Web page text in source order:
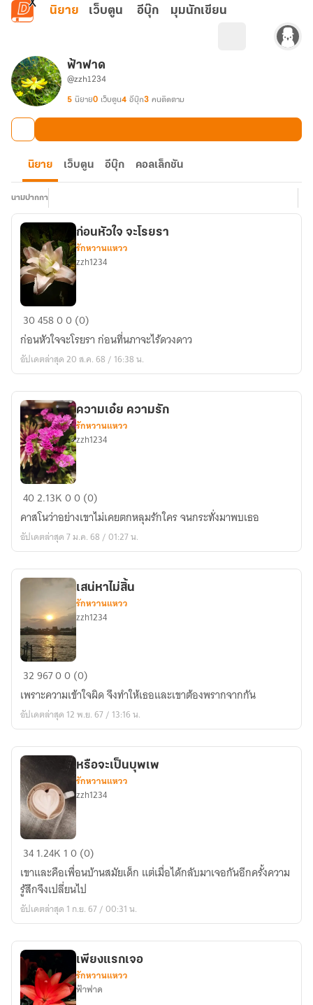
ข้ามไปยังเนื้อหาหลัก
นิยาย เว็บตูน อีบุ๊ก มุมนักเขียน
ฟ้าฟาด
@zzh1234
5 นิยาย0 เว็บตูน4 อีบุ๊ก3 คนติดตาม
นิยาย เว็บตูน อีบุ๊ก คอลเล็กชัน
นามปากกา
ก่อน
หัวใจ
จะ
โรยรา
ก่อนหัวใจ จะโรยรา
รักหวานแหวว
zzh1234
3045800 (0)
ก่อนหัวใจจะโรยรา ก่อนที่นภาจะไร้ดวงดาว
อัปเดตล่าสุด 20 ส.ค. 68 / 16:38 น.
ความ
ความ
รัก
ความเอ๋ย ความรัก
รักหวานแหวว
zzh1234
402.13K00 (0)
คาสโนว่าอย่างเขาไม่เคยตกหลุมรักใคร จนกระทั่งมาพบเธอ
อัปเดตล่าสุด 7 ม.ค. 68 / 01:27 น.
เสน่หา
สิ้น
เสน่หาไม่สิ้น
รักหวานแหวว
zzh1234
3296700 (0)
เพราะความเข้าใจผิด จึงทำให้เธอและเขาต้องพรากจากกัน
อัปเดตล่าสุด 12 พ.ย. 67 / 13:16 น.
หรือ
เป็น
บุพ
เพ
หรือจะเป็นบุพเพ
รักหวานแหวว
zzh1234
341.24K 10 (0)
เขาและคือเพื่อนบ้านสมัยเด็ก แต่เมื่อได้กลับมาเจอกันอีกครั้งความ
รู้สึกจึงเปลี่ยนไป
อัปเดตล่าสุด 1 ก.ย. 67 / 00:31 น.
เพียงแรกเจอ
รักหวานแหวว
ฟ้าฟาด